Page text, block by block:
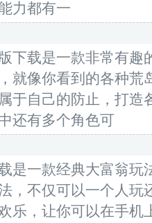
力都有一
下载是一款非常有趣
就像你看到的各种荒
于自己的防止，打造
还有多个角色可
是一款经典大富翁玩
，不仅可以一个人玩
乐，让你可以在手机